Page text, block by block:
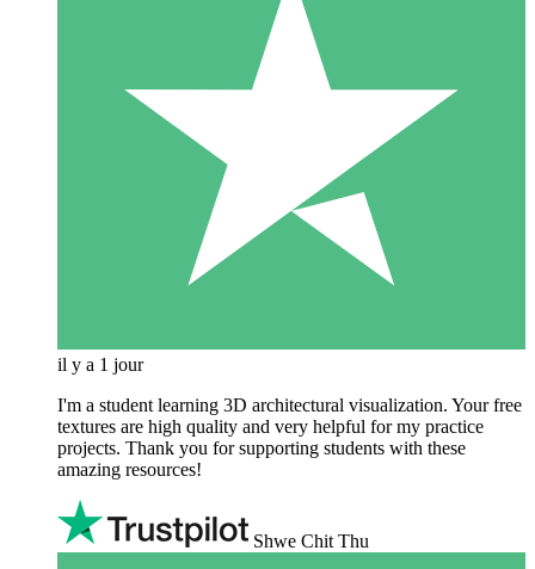
il y a 1 jour
I'm a student learning 3D architectural visualization. Your free
textures are high quality and very helpful for my practice
projects. Thank you for supporting students with these
amazing resources!
Shwe Chit Thu